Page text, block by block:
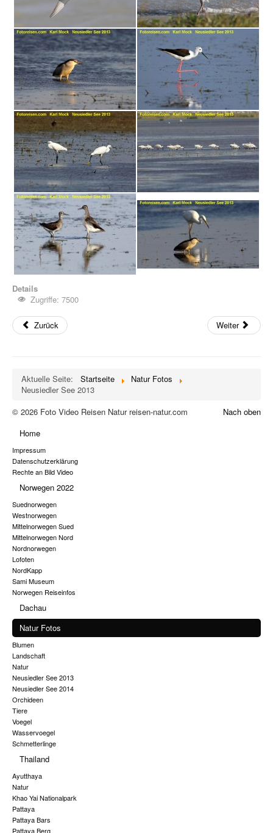
Details
Zugriffe: 7500
Zurück Weiter
Aktuelle Seite: Startseite
Natur Fotos
Neusiedler See 2013
Nach oben
© 2026 Foto Video Reisen Natur reisen-natur.com
Home
Impressum
Datenschutzerklärung
Rechte an Bild Video
Norwegen 2022
Suednorwegen
Westnorwegen
Mittelnorwegen Sued
Mittelnorwegen Nord
Nordnorwegen
Lofoten
NordKapp
Sami Museum
Norwegen Reiseinfos
Dachau
Natur Fotos
Blumen
Landschaft
Natur
Neusiedler See 2013
Neusiedler See 2014
Orchideen
Tiere
Voegel
Wasservoegel
Schmetterlinge
Thailand
Ayutthaya
Natur
Khao Yai Nationalpark
Pattaya
Pattaya Bars
Pattaya Berg